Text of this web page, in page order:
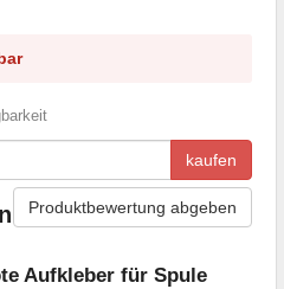
kaufen
Produktbewertung abgeben
Aufkleber für Spule